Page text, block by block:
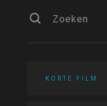
KORTE FILM